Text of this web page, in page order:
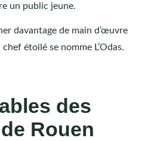
un public jeune.
davantage de main d’œuvre
étoilé se nomme L’Odas.
des
Rouen